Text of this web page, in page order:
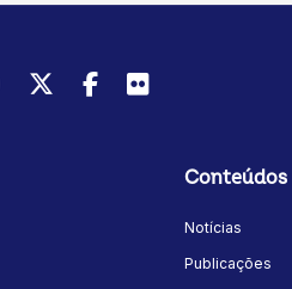
YoutubeTwitter/X
Facebook
Flickr
Conteúdos
Notícias
Publicações